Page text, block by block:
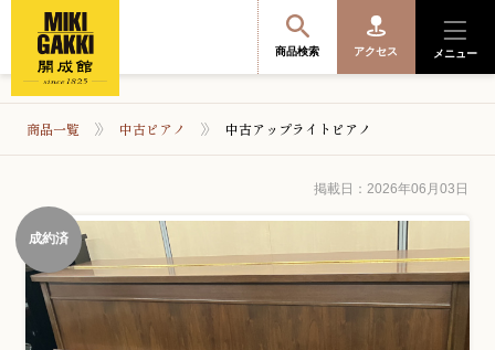
商品検索 アクセス メニュー
便利なサービス
開成館を知る
商品一覧 中古ピアノ 中古アップライトピアノ
掲載日：2026年06月03日
成約済